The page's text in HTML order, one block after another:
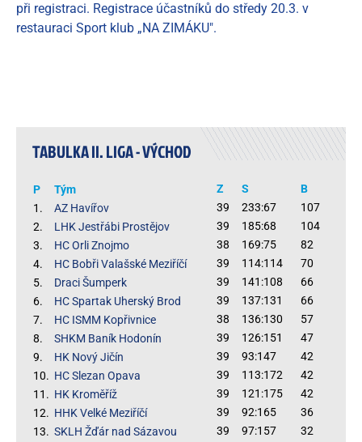
při registraci. Registrace účastníků do středy 20.3. v
restauraci Sport klub „NA ZIMÁKU".
TABULKA II. LIGA - VÝCHOD
P Tým Z S
B
1.
AZ Havířov 39 233:67
107
2.
LHK Jestřábi Prostějov 39 185:68
104
3.
HC Orli Znojmo 38 169:75
82
4.
HC Bobři Valašské Meziříčí 39 114:114
70
5.
Draci Šumperk 39 141:108
66
6.
HC Spartak Uherský Brod 39 137:131
66
7.
HC ISMM Kopřivnice 38 136:130
57
8.
SHKM Baník Hodonín 39 126:151
47
9.
HK Nový Jičín 39 93:147
42
10. HC Slezan Opava 39 113:172
42
11. HK Kroměříž 39 121:175
42
12. HHK Velké Meziříčí 39 92:165
36
13. SKLH Žďár nad Sázavou 39 97:157
32